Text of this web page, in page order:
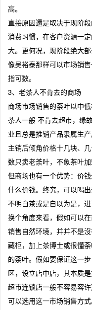
高。
直接原因還是取决于现阶
消费习惯，在客户资源一
大。更何况，现阶段绝大
像吴裕泰那样可以市场销
指可数。
3、老茶人不肯去的商场
商场市场销售的荼叶以中
茶人一般 不肯去超市，缘
业且总是推销产品隶属生
主销后倾角价格十几块、
数只卖老荼叶，不象茶叶加
但商场也有一个优势：价
什么价钱。终究，可以喝
不明白茶或是自以为是，
换个角度来看，假如可以
销售自然环境，并并不是
藏柜，加上茶博士或很懂
的荼叶。假如要保证这一
区，设立店中店，其本质
超市连锁店一般不容易容
可以选用这一市场销售方式